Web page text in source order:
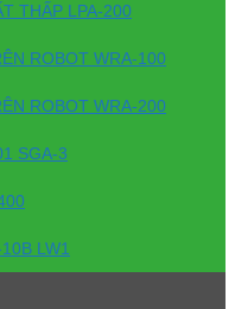
THẤP LPA-200
ROBOT WRA-100
ROBOT WRA-200
SGA-3
LW1